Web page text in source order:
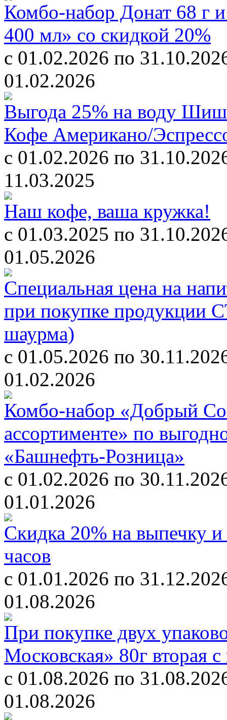
Комбо-набор Донат 68 г
400 мл» со скидкой 20%
c 01.02.2026 по
01.02.2026
Выгода 25% на воду
Кофе Американо/
c 01.02.2026 по
11.03.2025
Наш кофе, ваша кружка!
c 01.03.2025 по
01.05.2026
Специальная цена на
при покупке продукции
шаурма)
с 01.05.2026 по
01.02.2026
Комбо-набор «Добрый
ассортименте» по
«Башнефть-Розница»
c 01.02.2026 по
01.01.2026
Скидка 20% на выпечку
часов
с 01.01.2026 по
01.08.2026
При покупке двух
Московская» 80г вторая
с 01.08.2026 по
01.08.2026